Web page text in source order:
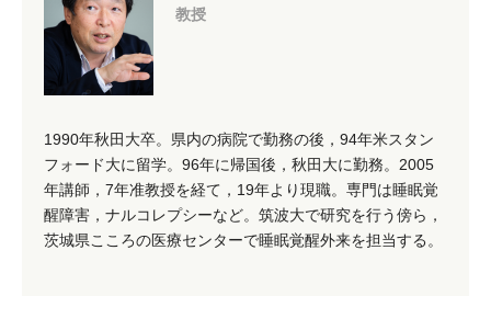
教授
1990年秋田大卒。県内の病院で勤務の後，94年米スタン
フォード大に留学。96年に帰国後，秋田大に勤務。2005
年講師，7年准教授を経て，19年より現職。専門は睡眠覚
醒障害，ナルコレプシーなど。筑波大で研究を行う傍ら，
茨城県こころの医療センターで睡眠覚醒外来を担当する。